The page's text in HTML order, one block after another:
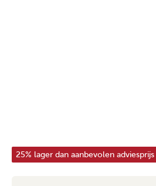
25% lager dan aanbevolen adviesprijs